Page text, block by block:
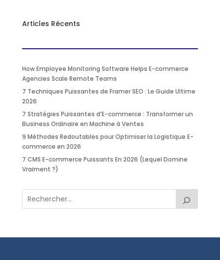
Articles Récents
How Employee Monitoring Software Helps E-commerce
Agencies Scale Remote Teams
7 Techniques Puissantes de Framer SEO : Le Guide Ultime
2026
7 Stratégies Puissantes d’E-commerce : Transformer un
Business Ordinaire en Machine à Ventes
9 Méthodes Redoutables pour Optimiser la Logistique E-
commerce en 2026
7 CMS E-commerce Puissants En 2026 (Lequel Domine
Vraiment ?)